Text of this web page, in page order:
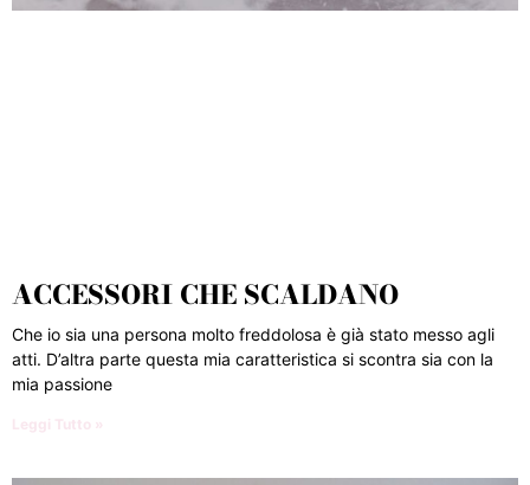
ACCESSORI CHE SCALDANO
Che io sia una persona molto freddolosa è già stato messo agli
atti. D’altra parte questa mia caratteristica si scontra sia con la
mia passione
Leggi Tutto »